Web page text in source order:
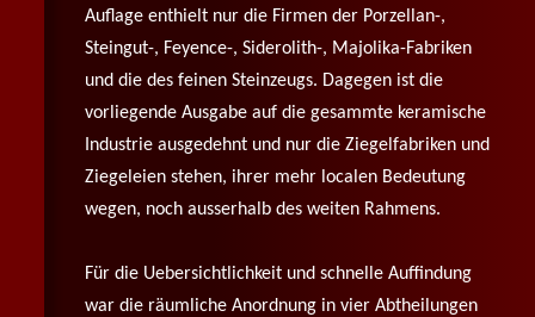
Auflage enthielt nur die Firmen der Porzellan-,
Steingut-, Feyence-, Siderolith-, Majolika-Fabriken
und die des feinen Steinzeugs. Dagegen ist die
vorliegende Ausgabe auf die gesammte keramische
Industrie ausgedehnt und nur die Ziegelfabriken und
Ziegeleien stehen, ihrer mehr localen Bedeutung
wegen, noch ausserhalb des weiten Rahmens.
Für die Uebersichtlichkeit und schnelle Auffindung
war die räumliche Anordnung in vier Abtheilungen